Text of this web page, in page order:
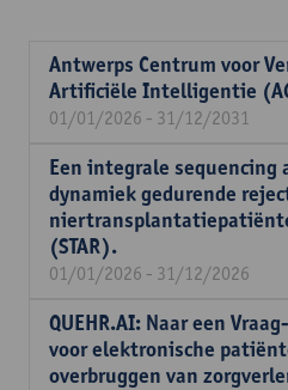
Antwerps Centrum voor
Artificiële Intelligentie
01/01/2026 - 31/12/2031
Een integrale sequencing
dynamiek gedurende
(STAR).
01/01/2026 - 31/12/2026
QUEHR.AI: Naar een
voor elektronische
overbruggen van